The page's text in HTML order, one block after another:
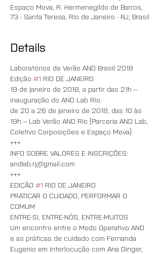
Espaço Mova, R. Hermenegildo de Barros,
73 - Santa Teresa, Rio de Janeiro - RJ, Brasil
Details
Laboratórios de Verão AND Brasil 2018
Edição #1 RIO DE JANEIRO
19 de janeiro de 2018, a partir das 21h –
inauguração do AND Lab Rio.
de 20 a 26 de janeiro de 2018, das 10 às
19h – Lab Verão AND Rio (Parceria AND Lab,
Coletivo Corposições e Espaço Mova)
+++
INFO SOBRE VALORES E INSCRIÇÕES:
andlab.rj@gmail.com
+++
EDIÇÃO #1 RIO DE JANEIRO
PRATICAR O CUIDADO, PERFORMAR O
COMUM
ENTRE-SI, ENTRE-NÓS, ENTRE-MUITOS
Um encontro entre o Modo Operativo AND
e as práticas de cuidado com Fernanda
Eugenio em interlocução com Ana Dinger,